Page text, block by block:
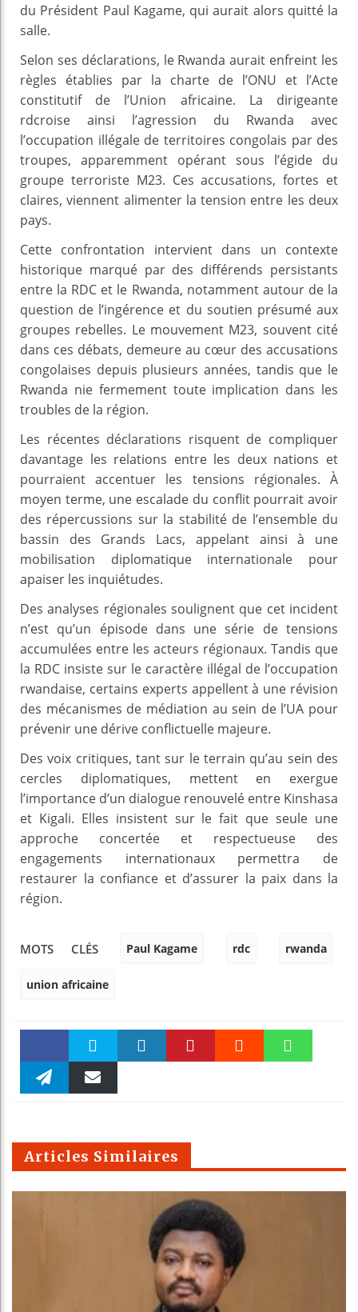
du Président Paul Kagame, qui aurait alors quitté la
salle.
Selon ses déclarations, le Rwanda aurait enfreint les
règles établies par la charte de l’ONU et l’Acte
constitutif de l’Union africaine. La dirigeante
rdcroise ainsi l’agression du Rwanda avec
l’occupation illégale de territoires congolais par des
troupes, apparemment opérant sous l’égide du
groupe terroriste M23. Ces accusations, fortes et
claires, viennent alimenter la tension entre les deux
pays.
Cette confrontation intervient dans un contexte
historique marqué par des différends persistants
entre la RDC et le Rwanda, notamment autour de la
question de l’ingérence et du soutien présumé aux
groupes rebelles. Le mouvement M23, souvent cité
dans ces débats, demeure au cœur des accusations
congolaises depuis plusieurs années, tandis que le
Rwanda nie fermement toute implication dans les
troubles de la région.
Les récentes déclarations risquent de compliquer
davantage les relations entre les deux nations et
pourraient accentuer les tensions régionales. À
moyen terme, une escalade du conflit pourrait avoir
des répercussions sur la stabilité de l’ensemble du
bassin des Grands Lacs, appelant ainsi à une
mobilisation diplomatique internationale pour
apaiser les inquiétudes.
Des analyses régionales soulignent que cet incident
n’est qu’un épisode dans une série de tensions
accumulées entre les acteurs régionaux. Tandis que
la RDC insiste sur le caractère illégal de l’occupation
rwandaise, certains experts appellent à une révision
des mécanismes de médiation au sein de l’UA pour
prévenir une dérive conflictuelle majeure.
Des voix critiques, tant sur le terrain qu’au sein des
cercles diplomatiques, mettent en exergue
l’importance d’un dialogue renouvelé entre Kinshasa
et Kigali. Elles insistent sur le fait que seule une
approche concertée et respectueuse des
engagements internationaux permettra de
restaurer la confiance et d’assurer la paix dans la
région.
MOTS CLÉS Paul Kagame rdc rwanda
union africaine
Faceboo Twitter
m
Articles Similaires